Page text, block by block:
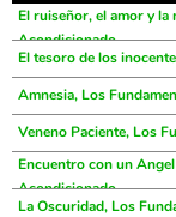
El ruiseñor, el amor y
Acondicionado
El tesoro de los
Amnesia, Los
Veneno Paciente, Los
Encuentro con un
Acondicionado
La Oscuridad, Los